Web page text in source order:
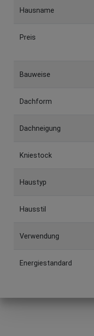
Hausname
Preis
Bauweise
Dachform
Dachneigung
Kniestock
Haustyp
Hausstil
Verwendung
Energiestandard